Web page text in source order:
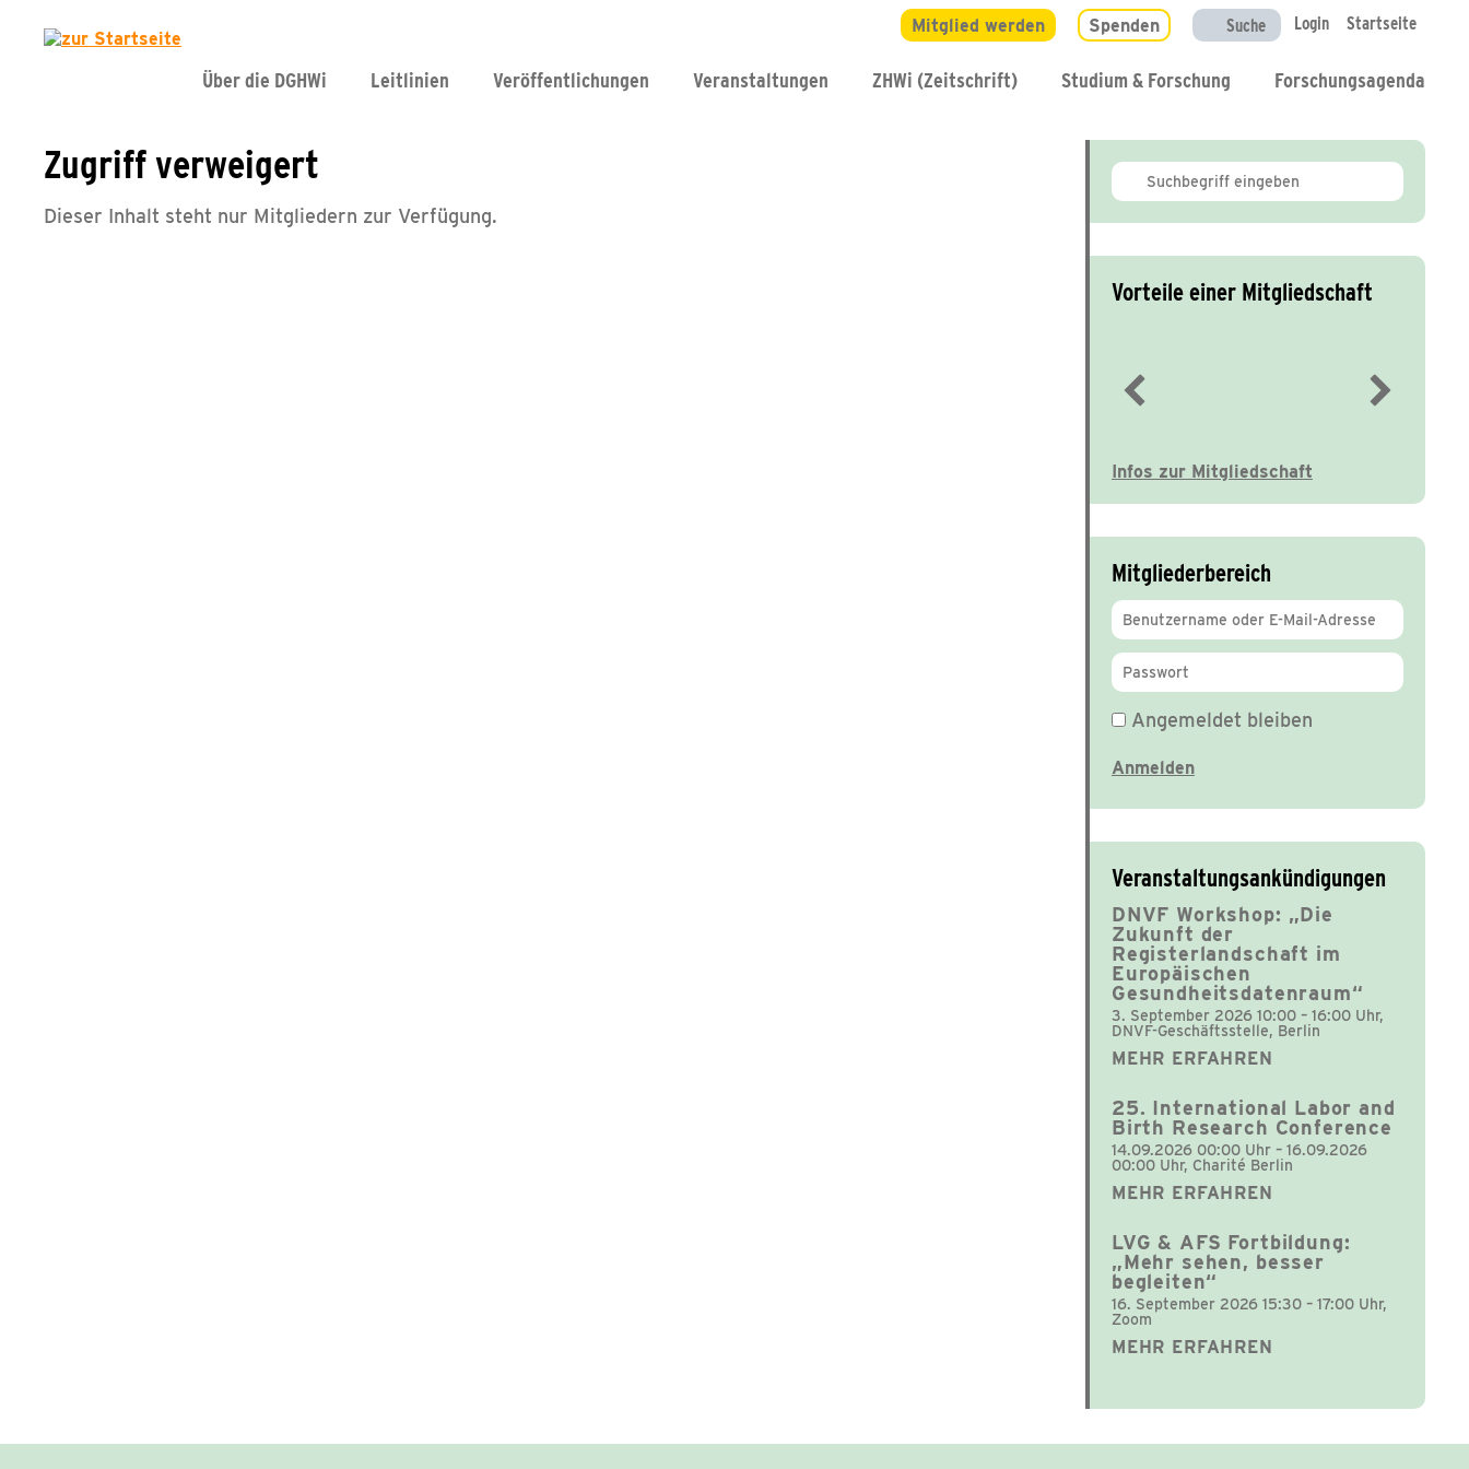
Mitglied werden Spenden Suche Login Startseite
Über die DGHWi Leitlinien Veröffentlichungen Veranstaltungen ZHWi (Zeitschrift) Studium & Forschung Forschungsagenda
Zugriff verweigert
Dieser Inhalt steht nur Mitgliedern zur Verfügung.
Vorteile einer Mitgliedschaft
Infos zur Mitgliedschaft
Mitgliederbereich
Angemeldet bleiben
Veranstaltungsankündigungen
DNVF Workshop: „Die
Zukunft der
Registerlandschaft im
Europäischen
Gesundheitsdatenraum“
3. September 2026 10:00 – 16:00 Uhr,
DNVF-Geschäftsstelle, Berlin
MEHR ERFAHREN
25. International Labor and
Birth Research Conference
14.09.2026 00:00 Uhr – 16.09.2026
00:00 Uhr, Charité Berlin
MEHR ERFAHREN
LVG & AFS Fortbildung:
„Mehr sehen, besser
begleiten“
16. September 2026 15:30 – 17:00 Uhr,
Zoom
MEHR ERFAHREN